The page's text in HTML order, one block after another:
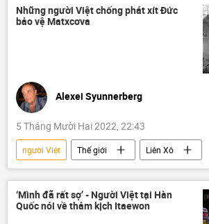
viện trợ nhân đạo
Trận động đất ở Thổ Nhĩ Kỳ và Syria
Những người Việt chống phát xít Đức
bảo vệ Matxcơva
Alexei Syunnerberg
5 Tháng Mười Hai 2022, 22:43
người Việt Thế giới
Liên Xô
chiến sĩ Hồng quân
Chiến tranh thế giới thứ hai
Chiến tranh Vệ quốc Vĩ đại
Đức Quốc xã
‘Mình đã rất sợ’ - Người Việt tại Hàn
Quốc nói về thảm kịch Itaewon